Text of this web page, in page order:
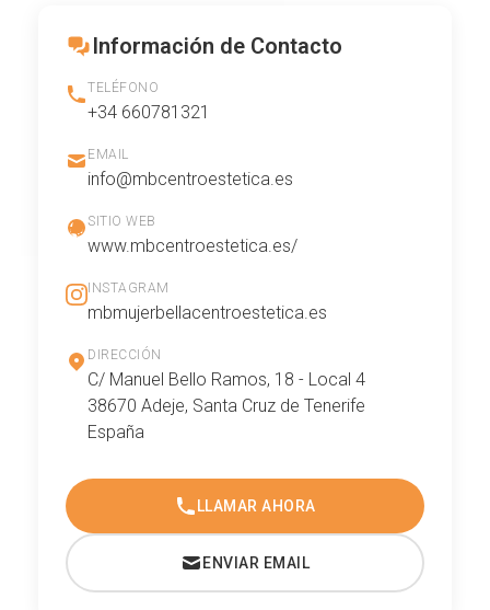
Información de Contacto
TELÉFONO
+34 660781321
EMAIL
info@mbcentroestetica.es
SITIO WEB
www.mbcentroestetica.es/
INSTAGRAM
mbmujerbellacentroestetica.es
DIRECCIÓN
C/ Manuel Bello Ramos, 18 - Local 4
38670 Adeje, Santa Cruz de Tenerife
España
LLAMAR AHORA
ENVIAR EMAIL